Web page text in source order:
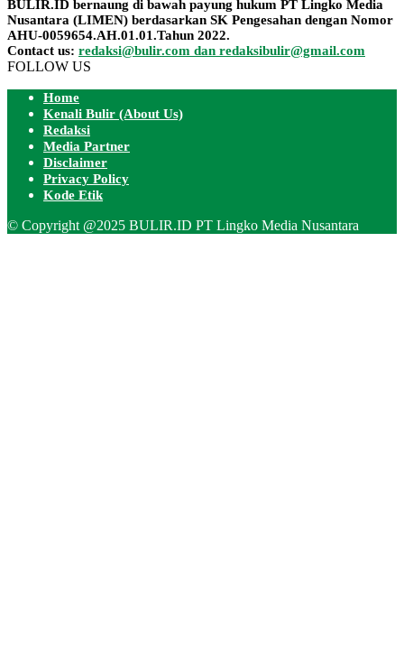
BULIR.ID bernaung di bawah payung hukum PT Lingko Media
Nusantara (LIMEN) berdasarkan SK Pengesahan dengan Nomor
AHU-0059654.AH.01.01.Tahun 2022.
Contact us: redaksi@bulir.com dan redaksibulir@gmail.com
FOLLOW US
Home
Kenali Bulir (About Us)
Redaksi
Media Partner
Disclaimer
Privacy Policy
Kode Etik
© Copyright @2025 BULIR.ID PT Lingko Media Nusantara